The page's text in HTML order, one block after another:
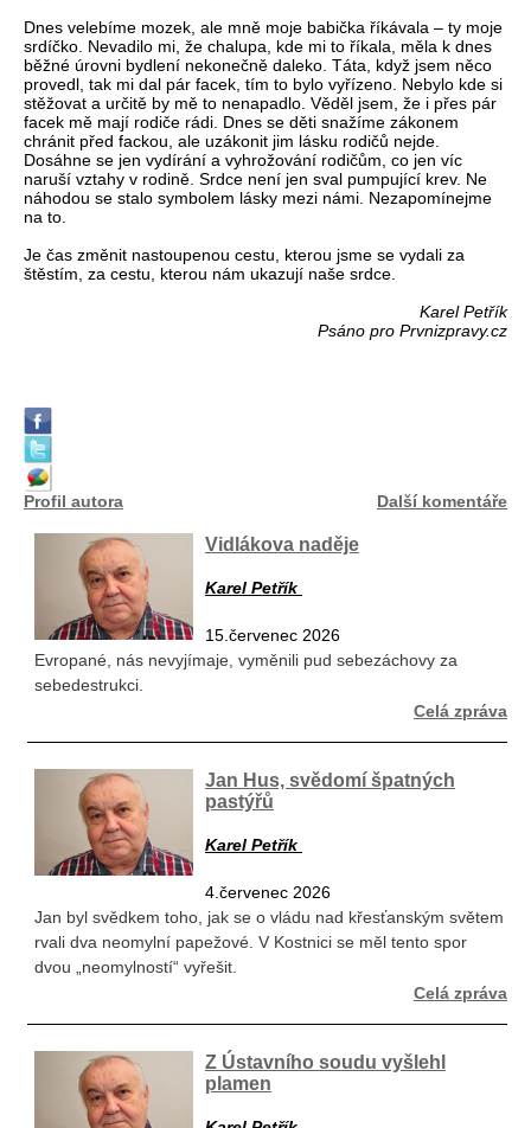
Dnes velebíme mozek, ale mně moje babička říkávala – ty moje
srdíčko. Nevadilo mi, že chalupa, kde mi to říkala, měla k dnes
běžné úrovni bydlení nekonečně daleko. Táta, když jsem něco
provedl, tak mi dal pár facek, tím to bylo vyřízeno. Nebylo kde si
stěžovat a určitě by mě to nenapadlo. Věděl jsem, že i přes pár
facek mě mají rodiče rádi. Dnes se děti snažíme zákonem
chránit před fackou, ale uzákonit jim lásku rodičů nejde.
Dosáhne se jen vydírání a vyhrožování rodičům, co jen víc
naruší vztahy v rodině. Srdce není jen sval pumpující krev. Ne
náhodou se stalo symbolem lásky mezi námi. Nezapomínejme
na to.
Je čas změnit nastoupenou cestu, kterou jsme se vydali za
štěstím, za cestu, kterou nám ukazují naše srdce.
Karel Petřík
Psáno pro Prvnizpravy.cz
Profil autora Další komentáře
Vidlákova naděje
Karel Petřík
15.červenec 2026
Evropané, nás nevyjímaje, vyměnili pud sebezáchovy za
sebedestrukci.
Celá zpráva
Jan Hus, svědomí špatných
pastýřů
Karel Petřík
4.červenec 2026
Jan byl svědkem toho, jak se o vládu nad křesťanským světem
rvali dva neomylní papežové. V Kostnici se měl tento spor
dvou „neomylností“ vyřešit.
Celá zpráva
Z Ústavního soudu vyšlehl
plamen